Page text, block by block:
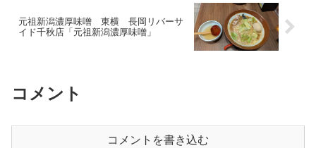
元祖新潟濃厚味噌 東横 長岡リバーサ
イド千秋店「元祖新潟濃厚味噌」
コメント
コメントを書き込む